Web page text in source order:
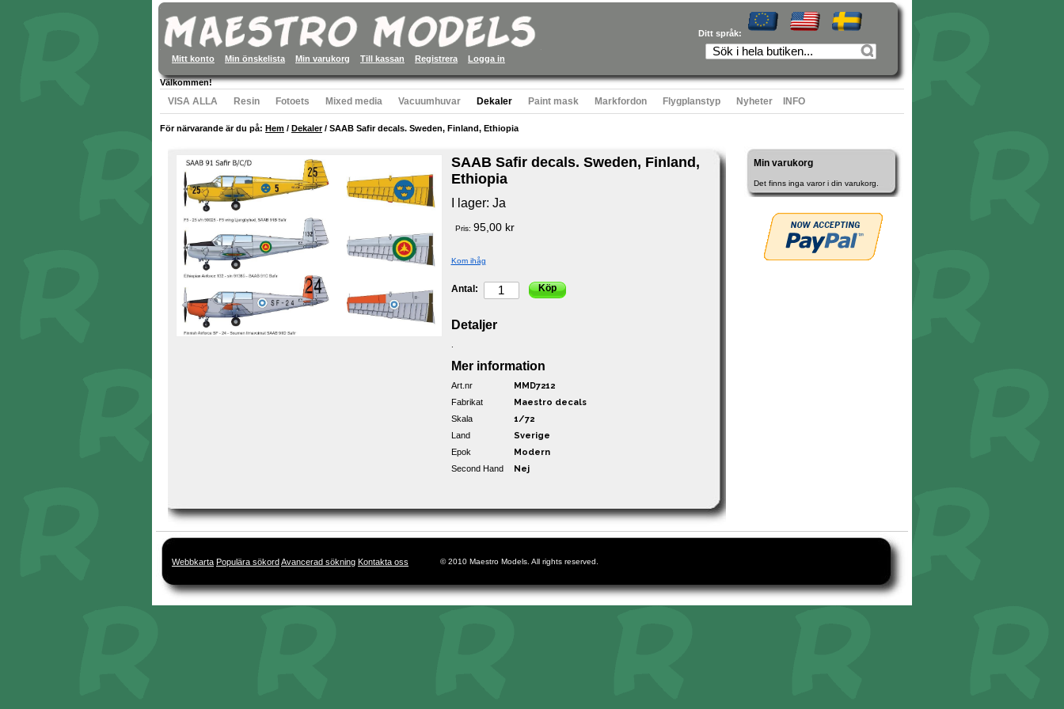
Ditt språk:
Mitt konto Min önskelista Min varukorg Till kassan Registrera Logga in
Välkommen!
VISA ALLA Resin Fotoets Mixed media Vacuumhuvar Dekaler Paint mask Markfordon Flygplanstyp Nyheter INFO
För närvarande är du på: Hem / Dekaler/ SAAB Safir decals. Sweden, Finland, Ethiopia
SAAB Safir decals. Sweden, Finland,
Ethiopia
I lager: Ja
Pris: 95,00 kr
Kom ihåg
Antal: Köp
Detaljer
Mer information
Art.nr MMD7212
Fabrikat Maestro decals
Skala 1/72
Land Sverige
Epok Modern
Second Hand Nej
Min varukorg
Det finns inga varor i din varukorg.
Webbkarta Populära sökordAvancerad sökning Kontakta oss © 2010 Maestro Models. All rights reserved.